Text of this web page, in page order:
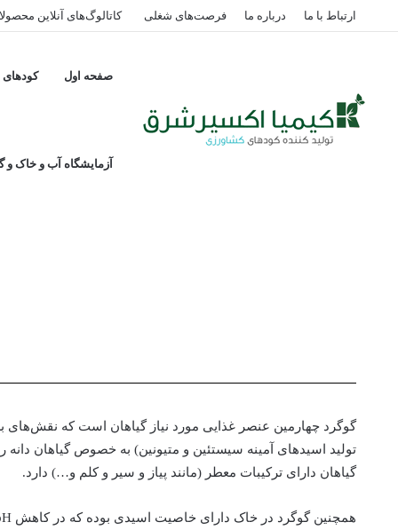
ارتباط با ما درباره ما فرصت‌های شغلی کاتالوگ‌های آنلاین
صفحه اول کودهای
آزمایشگاه آب و خاک و
کود گوگرد مایع پایه کلسیم ۱۰-۲۰ هارپا
گوگرد چهارمین عنصر غذایی مورد نیاز گیاهان است که نقش‌های
تولید اسیدهای آمینه سیستئین و متیونین) به ‌خصوص گیاهان دانه‌
گیاهان دارای ترکیبات معطر (مانند پیاز و سیر و کلم و…) دارد.